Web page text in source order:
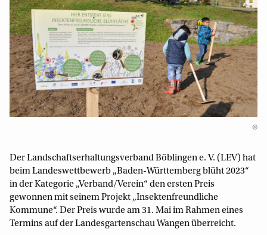
©
Der Landschaftserhaltungsverband Böblingen e. V. (LEV) hat
beim Landeswettbewerb „Baden-Württemberg blüht 2023“
in der Kategorie „Verband/Verein“ den ersten Preis
gewonnen mit seinem Projekt „Insektenfreundliche
Kommune“. Der Preis wurde am 31. Mai im Rahmen eines
Termins auf der Landesgartenschau Wangen überreicht.